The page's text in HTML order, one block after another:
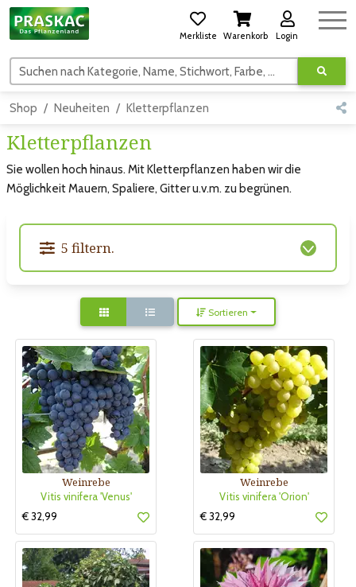
Merkliste Warenkorb Login
Suchen nach Kategorie, Name, Stichwort, Farbe, usw.
Shop Neuheiten Kletterpflanzen
Kletterpflanzen
Sie wollen hoch hinaus. Mit Kletterpflanzen haben wir die
Möglichkeit Mauern, Spaliere, Gitter u.v.m. zu begrünen.
5 filtern.
Sortieren
Weinrebe
Vitis vinifera 'Venus'
€ 32,99
Weinrebe
Vitis vinifera 'Orion'
€ 32,99